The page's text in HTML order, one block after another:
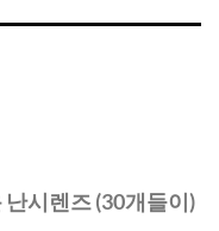
시렌즈 (30개들이)